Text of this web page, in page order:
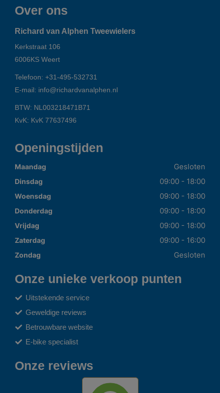
Over ons
Richard van Alphen Tweewielers
Kerkstraat 106
6006KS Weert
Telefoon: +31-495-532731
E-mail: info@richardvanalphen.nl
BTW: NL003218471B71
KvK: KvK 77637496
Openingstijden
Maandag Gesloten
Dinsdag 09:00 - 18:00
Woensdag 09:00 - 18:00
Donderdag 09:00 - 18:00
Vrijdag 09:00 - 18:00
Zaterdag 09:00 - 16:00
Zondag Gesloten
Onze unieke verkoop punten
Uitstekende service
Geweldige reviews
Betrouwbare website
E-bike specialist
Onze reviews